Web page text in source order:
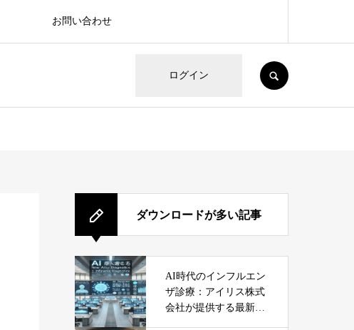
ログイン
お問い合わせ
ダウンロードが多い記事
AI時代のインフルエン
ザ診療：アイリス株式
会社が提供する最新サ